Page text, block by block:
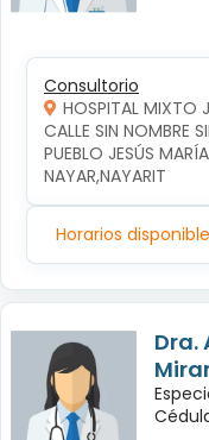
Consultorio
HOSPITAL MIXTO
CALLE SIN NOMBRE
PUEBLO JESÚS
NAYAR,NAYARIT
Horarios
Dra.